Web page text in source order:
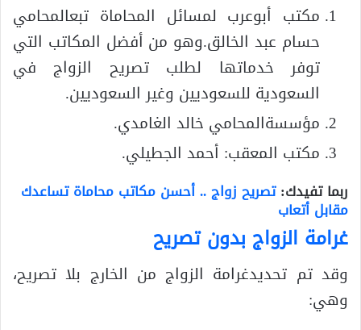
مكتب أبوعرب لمسائل المحاماة تبعالمحامي
حسام عبد الخالق.وهو من أفضل المكاتب التي
توفر خدماتها لطلب تصريح الزواج في
السعودية للسعوديين وغير السعوديين.
مؤسسةالمحامي خالد الغامدي.
مكتب المعقب: أحمد الجطيلي.
ربما تفيدك:تصريح زواج .. أحسن مكاتب محاماة تساعدك
مقابل أتعاب
غرامة الزواج بدون تصريح
وقد تم تحديدغرامة الزواج من الخارج بلا تصريح،
وهي: